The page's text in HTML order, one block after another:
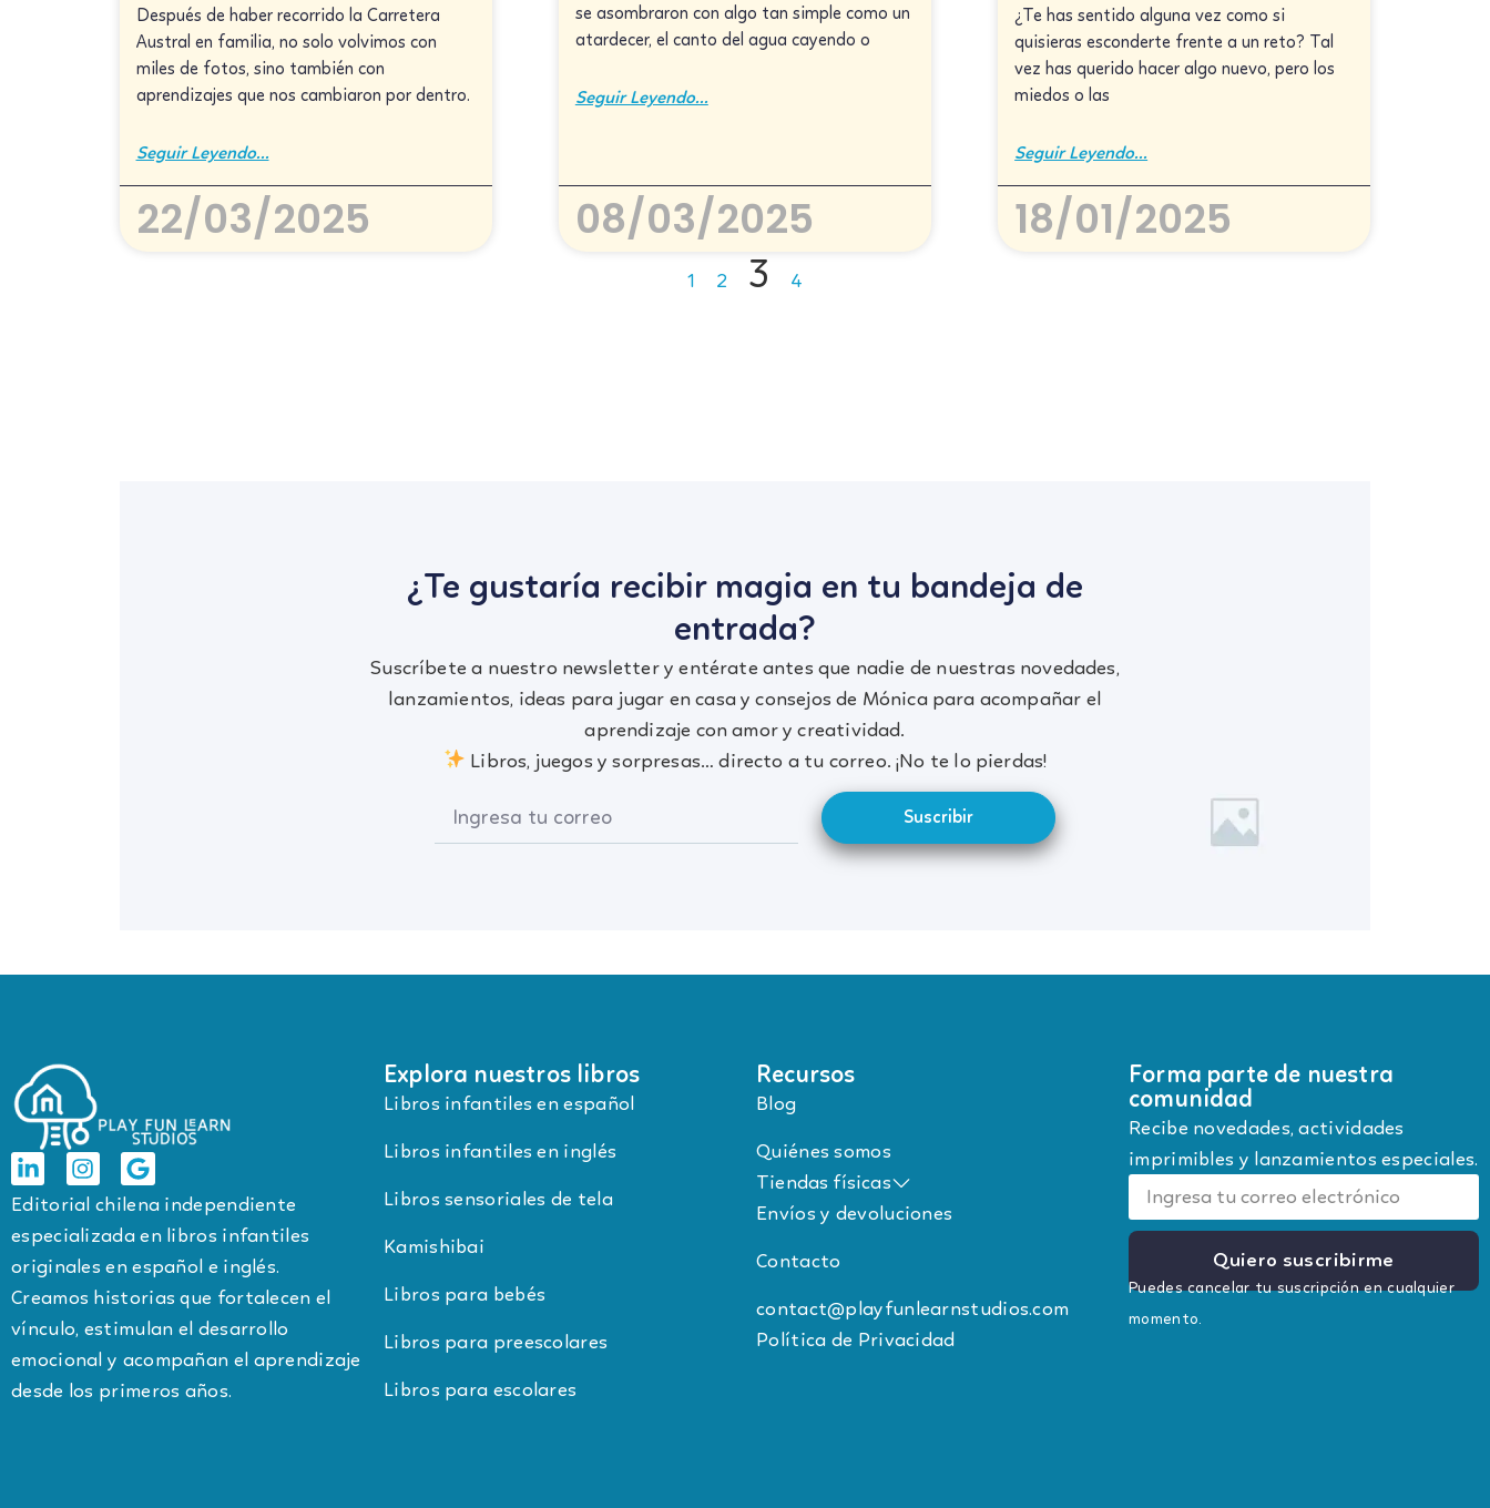
Después de haber recorrido la Carretera
Austral en familia, no solo volvimos con
miles de fotos, sino también con
aprendizajes que nos cambiaron por dentro.
Seguir Leyendo...
22/03/2025
se asombraron con algo tan simple como un
atardecer, el canto del agua cayendo o
Seguir Leyendo...
08/03/2025
¿Te has sentido alguna vez como si
quisieras esconderte frente a un reto? Tal
vez has querido hacer algo nuevo, pero los
miedos o las
Seguir Leyendo...
18/01/2025
1 2 3 4
¿Te gustaría recibir magia en tu bandeja de
entrada?
Suscríbete a nuestro newsletter y entérate antes que nadie de nuestras novedades,
lanzamientos, ideas para jugar en casa y consejos de Mónica para acompañar el
aprendizaje con amor y creatividad.
Libros, juegos y sorpresas… directo a tu correo. ¡No te lo pierdas!
Suscribir
Editorial chilena independiente
especializada en libros infantiles
originales en español e inglés.
Creamos historias que fortalecen el
vínculo, estimulan el desarrollo
emocional y acompañan el aprendizaje
desde los primeros años.
Explora nuestros libros
Libros infantiles en español
Libros infantiles en inglés
Libros sensoriales de tela
Kamishibai
Libros para bebés
Libros para preescolares
Libros para escolares
Recursos
Blog
Quiénes somos
Tiendas físicas
Envíos y devoluciones
Contacto
contact@playfunlearnstudios.com
Política de Privacidad
Forma parte de nuestra
comunidad
Recibe novedades, actividades
imprimibles y lanzamientos especiales.
Quiero suscribirme
Puedes cancelar tu suscripción en cualquier
momento.